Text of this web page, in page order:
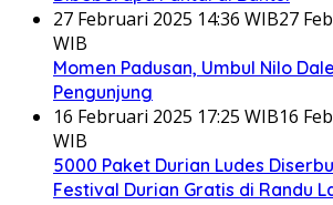
27 Februari 2025 14:36 WIB27
WIB
Momen Padusan, Umbul Nilo
Pengunjung
16 Februari 2025 17:25 WIB16
WIB
5000 Paket Durian Ludes
Festival Durian Gratis di Randu